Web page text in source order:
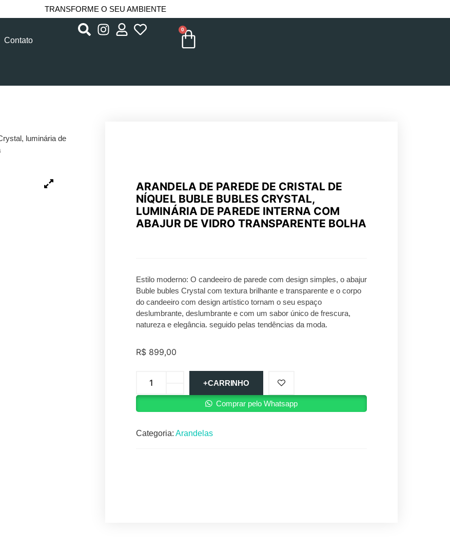
TRANSFORME O SEU AMBIENTE
Contato
0
luminária de
ARANDELA DE PAREDE DE CRISTAL DE
NÍQUEL BUBLE BUBLES CRYSTAL,
LUMINÁRIA DE PAREDE INTERNA COM
ABAJUR DE VIDRO TRANSPARENTE BOLHA
Estilo moderno: O candeeiro de parede com design simples, o abajur
Buble bubles Crystal com textura brilhante e transparente e o corpo
do candeeiro com design artístico tornam o seu espaço
deslumbrante, deslumbrante e com um sabor único de frescura,
natureza e elegância. seguido pelas tendências da moda.
R$ 899,00
+CARRINHO
Comprar pelo Whatsapp
Categoria: Arandelas